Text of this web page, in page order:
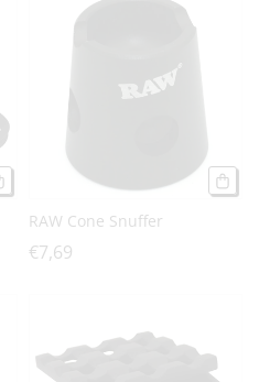
RAW Cone Snuffer
€7,69